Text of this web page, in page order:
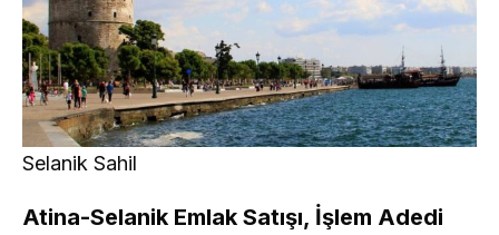
Selanik Sahil
Atina-Selanik Emlak Satışı, İşlem Adedi